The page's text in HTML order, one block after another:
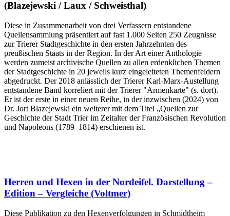
(Blazejewski / Laux / Schweisthal)
Diese in Zusammenarbeit von drei Verfassern entstandene
Quellensammlung präsentiert auf fast 1.000 Seiten 250 Zeugnisse
zur Trierer Stadtgeschichte in den ersten Jahrzehnten des
preußischen Staats in der Region. In der Art einer Anthologie
werden zumeist archivische Quellen zu allen erdenklichen Themen
der Stadtgeschichte in 20 jeweils kurz eingeleiteten Themenfeldern
abgedruckt. Der 2018 anlässlich der Trierer Karl-Marx-Austellung
entstandene Band korreliert mit der Trierer "Armenkarte" (s. dort).
Er ist der erste in einer neuen Reihe, in der inzwischen (2024) von
Dr. Jort Blazejewski ein weiterer mit dem Titel „Quellen zur
Geschichte der Stadt Trier im Zeitalter der Französischen Revolution
und Napoleons (1789–1814) erschienen ist.
Herren und Hexen in der Nordeifel. Darstellung –
Edition – Vergleiche (Voltmer)
Diese Publikation zu den Hexenverfolgungen in Schmidtheim